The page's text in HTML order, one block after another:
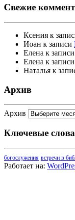
Свежие
Ксения к
Иоан к записи
Елена к записи
Елена к записи
Наталья к
Архив
Архив
Ключевые слова
богослужения встречи в
Работает на: